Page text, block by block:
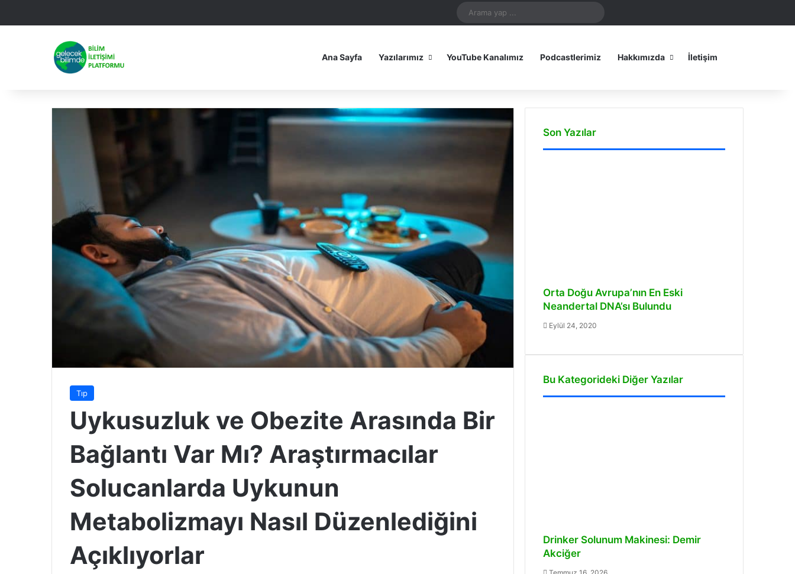
MastodoniOS Uygulamamız
Android Uygulamamız
...
Ana Sayfa Yazılarımız YouTube Kanalımız Podcastlerimiz Hakkımızda İletişim
Tıp
Uykusuzluk ve Obezite Arasında Bir
Bağlantı Var Mı? Araştırmacılar
Solucanlarda Uykunun
Metabolizmayı Nasıl Düzenlediğini
Açıklıyorlar
Son Yazılar
Orta Doğu Avrupa’nın En Eski
Neandertal DNA’sı Bulundu
Eylül 24, 2020
Bu Kategorideki Diğer Yazılar
Drinker Solunum Makinesi: Demir
Akciğer